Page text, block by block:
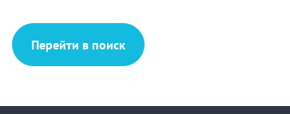
Перейти в поиск